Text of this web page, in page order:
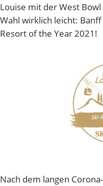
Louise mit der West
Wahl wirklich leicht:
Resort of the Year 2021!
Nach dem langen